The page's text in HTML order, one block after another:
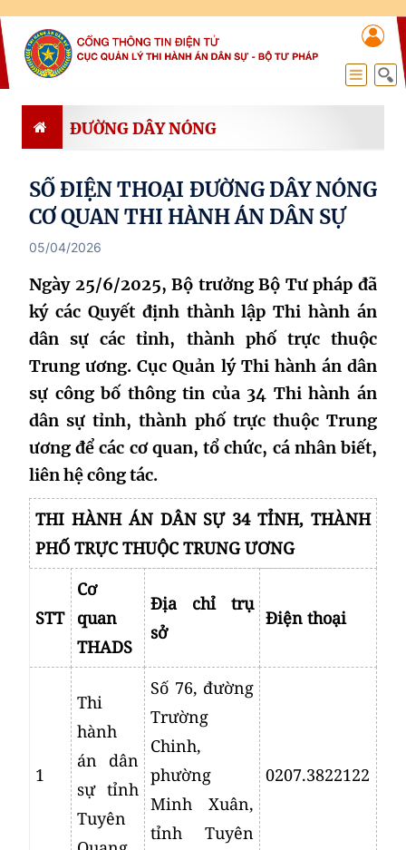
ĐƯỜNG DÂY NÓNG
SỐ ĐIỆN THOẠI ĐƯỜNG DÂY NÓNG
CƠ QUAN THI HÀNH ÁN DÂN SỰ
05/04/2026
Ngày 25/6/2025, Bộ trưởng Bộ Tư pháp đã
ký các Quyết định thành lập Thi hành án
dân sự các tỉnh, thành phố trực thuộc
Trung ương. Cục Quản lý Thi hành án dân
sự công bố thông tin của 34 Thi hành án
dân sự tỉnh, thành phố trực thuộc Trung
ương để các cơ quan, tổ chức, cá nhân biết,
liên hệ công tác.
THI HÀNH ÁN DÂN SỰ 34 TỈNH, THÀNH
PHỐ TRỰC THUỘC TRUNG ƯƠNG
STT
Cơ
quan
THADS
Địa chỉ trụ
sở
Điện thoại
1
Thi
hành
án dân
sự tỉnh
Tuyên
Số 76, đường
Trường
Chinh,
phường
Minh Xuân,
tỉnh Tuyên
0207.3822122